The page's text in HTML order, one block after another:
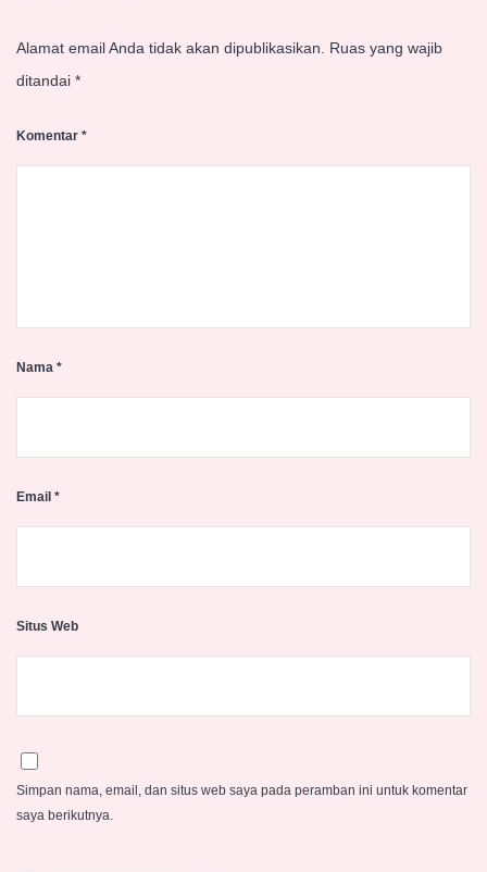
Alamat email Anda tidak akan dipublikasikan.
Ruas yang wajib
ditandai *
Komentar *
Nama *
Email *
Situs Web
Simpan nama, email, dan situs web saya pada peramban ini untuk komentar
saya berikutnya.